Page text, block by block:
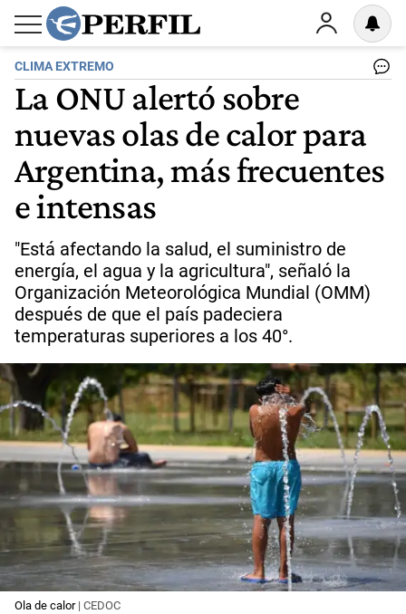
CLIMA EXTREMO
La ONU alertó sobre
nuevas olas de calor para
Argentina, más frecuentes
e intensas
"Está afectando la salud, el suministro de
energía, el agua y la agricultura", señaló la
Organización Meteorológica Mundial (OMM)
después de que el país padeciera
temperaturas superiores a los 40°.
Ola de calor| CEDOC